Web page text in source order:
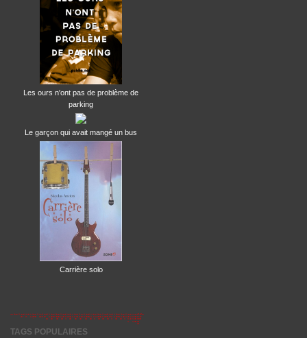
Les ours n'ont pas de problème de
parking
Le garçon qui avait mangé un bus
Carrière solo
TAGS POPULAIRES